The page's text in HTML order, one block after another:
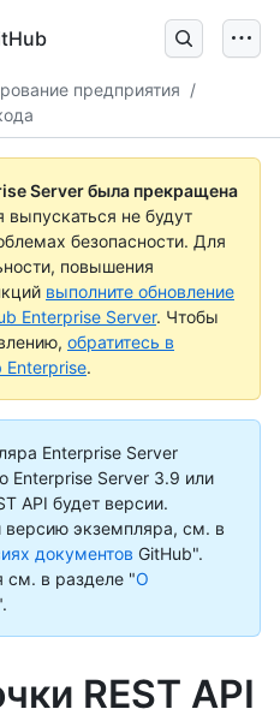
предприятия /
Server была прекращена
выпускаться не будут
безопасности. Для
повышения
выполните обновление
Enterprise Server. Чтобы
обратитесь в
.
Enterprise Server
Enterprise Server 3.9 или
API будет версии.
версию экземпляра, см. в
документов GitHub".
см. в разделе "О
REST API